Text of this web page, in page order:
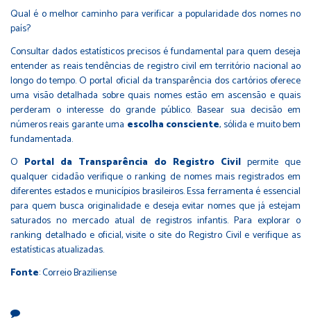
Qual é o melhor caminho para verificar a popularidade dos nomes no
país?
Consultar dados estatísticos precisos é fundamental para quem deseja
entender as reais tendências de registro civil em território nacional ao
longo do tempo. O portal oficial da transparência dos cartórios oferece
uma visão detalhada sobre quais nomes estão em ascensão e quais
perderam o interesse do grande público. Basear sua decisão em
números reais garante uma escolha consciente, sólida e muito bem
fundamentada.
O Portal da Transparência do Registro Civil permite que
qualquer cidadão verifique o ranking de nomes mais registrados em
diferentes estados e municípios brasileiros. Essa ferramenta é essencial
para quem busca originalidade e deseja evitar nomes que já estejam
saturados no mercado atual de registros infantis. Para explorar o
ranking detalhado e oficial, visite o site do Registro Civil e verifique as
estatísticas atualizadas.
Fonte: Correio Braziliense